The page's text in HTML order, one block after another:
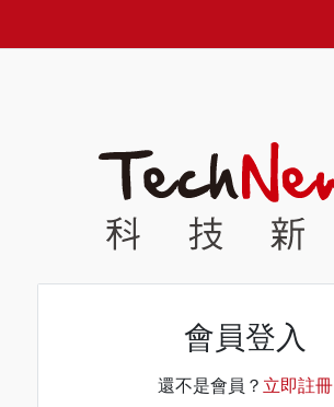
會員登入
還不是會員？ 立即註冊